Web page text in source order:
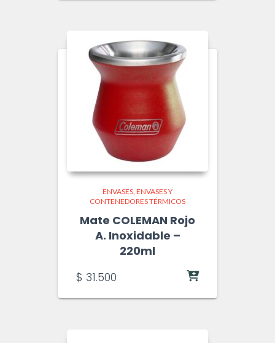
ENVASES ENVASES Y
CONTENEDORES TÉRMICOS
Mate COLEMAN Rojo
A. Inoxidable –
220ml
$ 31.500